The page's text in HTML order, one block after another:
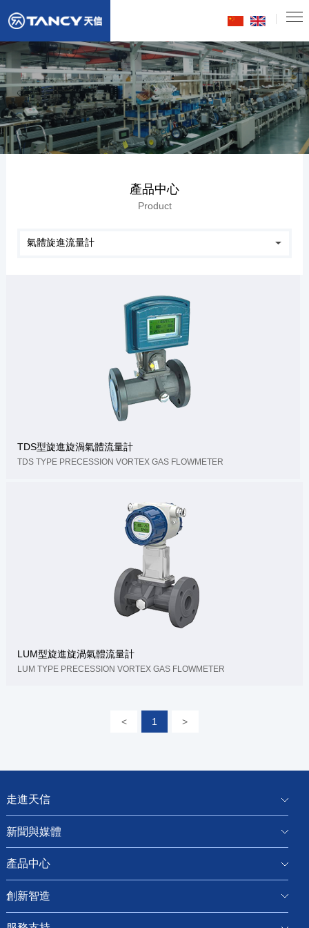
產品中心
Product
TDS型旋進旋渦氣體流量計
TDS TYPE PRECESSION VORTEX GAS FLOWMETER
LUM型旋進旋渦氣體流量計
LUM TYPE PRECESSION VORTEX GAS FLOWMETER
< 1 >
走進天信
新聞與媒體
產品中心
創新智造